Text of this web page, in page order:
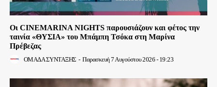
Οι CINEMARINA NIGHTS παρουσιάζουν και φέτος την
ταινία «ΘΥΣΙΑ» του Μπάμπη Τσόκα στη Μαρίνα
Πρέβεζας
ΟΜΑΔΑ ΣΥΝΤΑΞΗΣ - Παρασκευή 7 Αυγούστου 2026 - 19:23